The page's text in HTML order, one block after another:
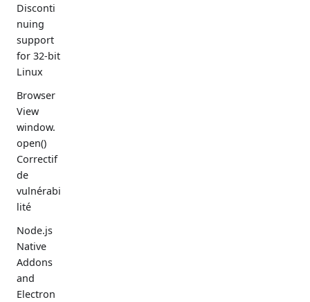
Disconti
nuing
support
for 32-bit
Linux
Browser
View
window.
open()
Correctif
de
vulnérabi
lité
Node.js
Native
Addons
and
Electron